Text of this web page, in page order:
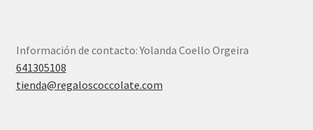
Información de contacto: Yolanda Coello Orgeira
641305108
tienda@regaloscoccolate.com